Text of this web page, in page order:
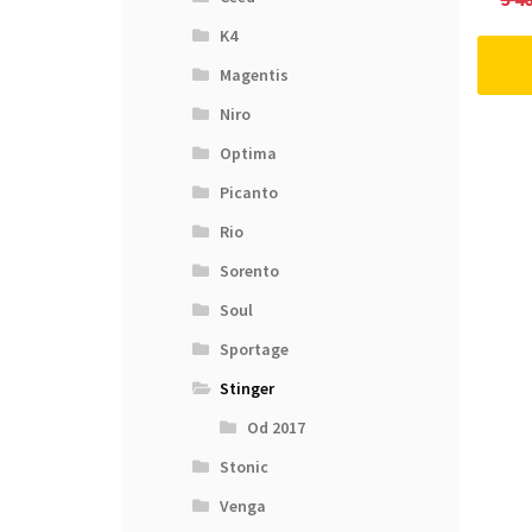
K4
Magentis
Niro
Optima
Picanto
Rio
Sorento
Soul
Sportage
Stinger
Od 2017
Stonic
Venga